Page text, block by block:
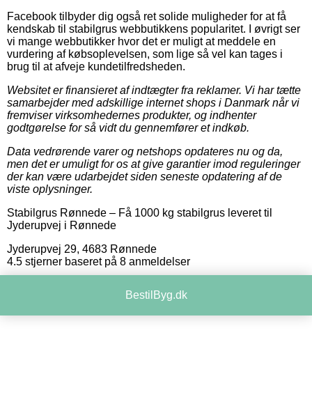
Facebook tilbyder dig også ret solide muligheder for at få
kendskab til stabilgrus webbutikkens popularitet. I øvrigt ser
vi mange webbutikker hvor det er muligt at meddele en
vurdering af købsoplevelsen, som lige så vel kan tages i
brug til at afveje kundetilfredsheden.
Websitet er finansieret af indtægter fra reklamer. Vi har tætte
samarbejder med adskillige internet shops i Danmark når vi
fremviser virksomhedernes produkter, og indhenter
godtgørelse for så vidt du gennemfører et indkøb.
Data vedrørende varer og netshops opdateres nu og da,
men det er umuligt for os at give garantier imod reguleringer
der kan være udarbejdet siden seneste opdatering af de
viste oplysninger.
Stabilgrus Rønnede – Få 1000 kg stabilgrus leveret til
Jyderupvej i Rønnede
Jyderupvej 29, 4683 Rønnede
4.5 stjerner baseret på 8 anmeldelser
BestilByg.dk